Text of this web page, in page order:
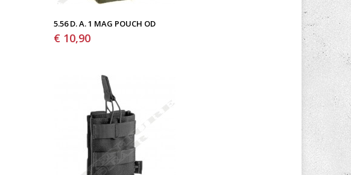
5.56 D. A. 1 MAG POUCH OD
€ 10,90